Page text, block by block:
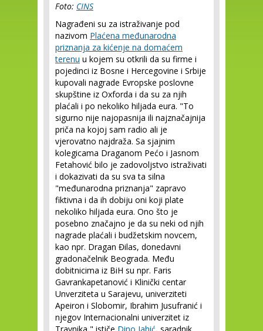
Foto: CINS
Nagrađeni su za istraživanje pod
nazivom Plaćena međunarodna
priznanja za kićenje na domaćem
terenu u kojem su otkrili da su firme i
pojedinci iz Bosne i Hercegovine i Srbije
kupovali nagrade Evropske poslovne
skupštine iz Oxforda i da su za njih
plaćali i po nekoliko hiljada eura. "To
sigurno nije najopasnija ili najznačajnija
priča na kojoj sam radio ali je
vjerovatno najdraža. Sa sjajnim
kolegicama Draganom Pećo i Jasnom
Fetahović bilo je zadovoljstvo istraživati
i dokazivati da su sva ta silna
"međunarodna priznanja" zapravo
fiktivna i da ih dobiju oni koji plate
nekoliko hiljada eura. Ono što je
posebno značajno je da su neki od njih
nagrade plaćali i budžetskim novcem,
kao npr. Dragan Đilas, donedavni
gradonačelnik Beograda. Među
dobitnicima iz BiH su npr. Faris
Gavrankapetanović i Klinički centar
Unverziteta u Sarajevu, univerziteti
Apeiron i Slobomir, Ibrahim Jusufranić i
njegov Internacionalni univerzitet iz